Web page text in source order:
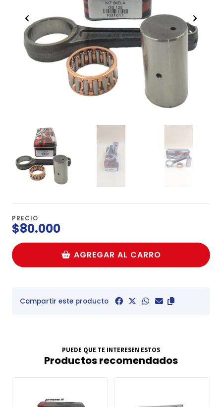
PRECIO
$80.000
AGREGAR AL CARRO
Compartir este producto
PUEDE QUE TE INTERESEN ESTOS
Productos recomendados